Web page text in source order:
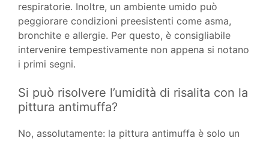
respiratorie. Inoltre, un ambiente umido può
peggiorare condizioni preesistenti come asma,
bronchite e allergie. Per questo, è consigliabile
intervenire tempestivamente non appena si notano
i primi segni.
Si può risolvere l’umidità di risalita con la
pittura antimuffa?
No, assolutamente: la pittura antimuffa è solo un